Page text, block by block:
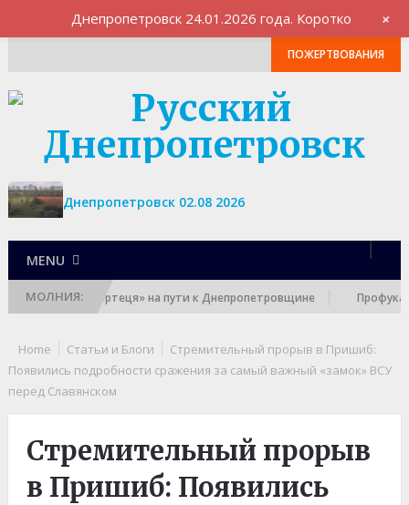
ПОЖЕРТВОВАНИЯ
Днепропетровск 02.08 2026
MENU
МОЛНИЯ:«фортеця» на пути к Днепропетровщине Профукать
Home Статьи и Блоги
Стремительный прорыв в Пришиб:
Появились подробности сражения за самый важный «замок» ВСУ
перед Славянском
Стремительный прорыв
в Пришиб: Появились
Днепропетровск 24.01.2026 года. Коротко +